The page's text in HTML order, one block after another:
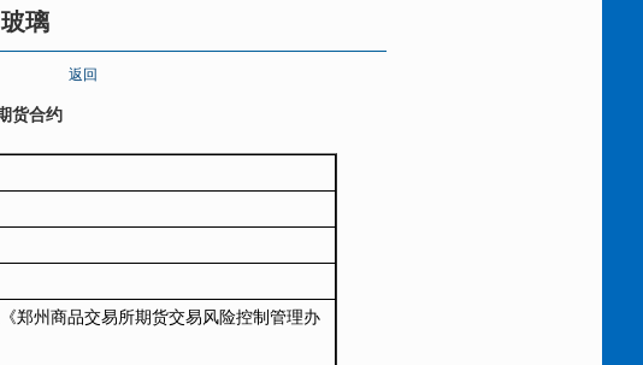
璃
返回
货合约
郑州商品交易所期货交易风险控制管理办